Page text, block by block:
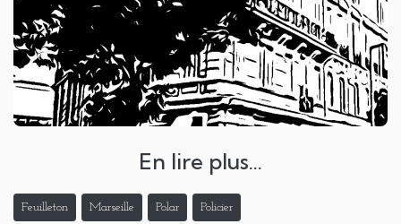
En lire plus...
Feuilleton Marseille Polar Policier